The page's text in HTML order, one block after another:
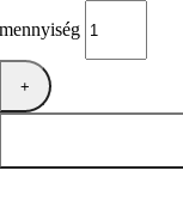
mennyiség